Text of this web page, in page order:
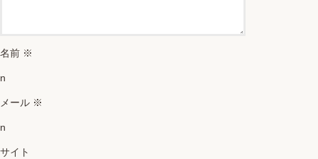
名前 ※
n
メール ※
n
サイト